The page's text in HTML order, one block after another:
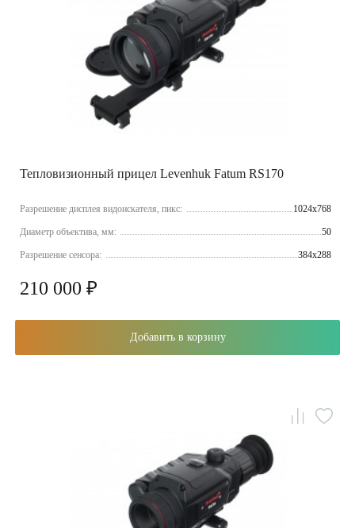
Тепловизионный прицел Levenhuk Fatum RS170
Разрешение дисплея видоискателя, пикс: 1024x768
Диаметр объектива, мм: 50
Разрешение сенсора: 384x288
210 000 ₽
Добавить в корзину